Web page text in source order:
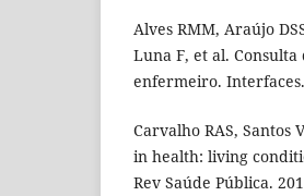
Alves RMM, Araújo
Luna F, et al.
enfermeiro.
Carvalho RAS, Santos
in health: living
Rev Saúde Pública.